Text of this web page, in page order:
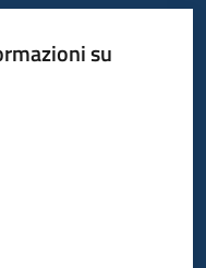
su